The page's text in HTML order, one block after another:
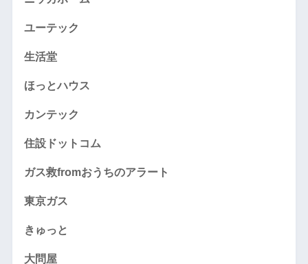
ユーテック
生活堂
ほっとハウス
カンテック
住設ドットコム
ガス救fromおうちのアラート
東京ガス
きゅっと
大問屋